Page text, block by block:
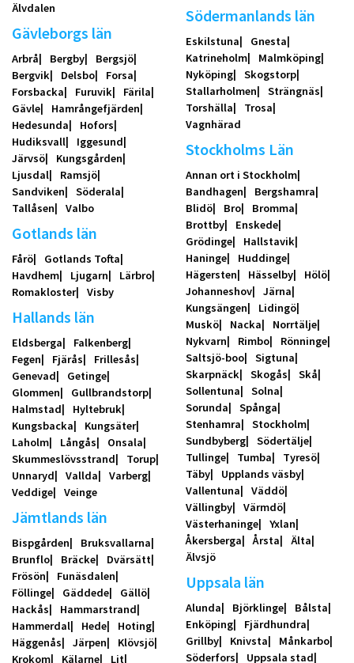
Älvdalen
Gävleborgs län
Arbrå Bergby
Bergsjö
Bergvik
Delsbo
Forsa
Forsbacka
Furuvik
Färila
Gävle
Hamrångefjärden
Hedesunda
Hofors
Hudiksvall
Iggesund
Järvsö
Kungsgården
Ljusdal
Ramsjö
Sandviken
Söderala
Tallåsen
Valbo
Gotlands län
Fårö
Gotlands Tofta
Havdhem
Ljugarn
Lärbro
Romakloster
Visby
Hallands län
Eldsberga
Falkenberg
Fegen
Fjärås
Frillesås
Genevad
Getinge
Glommen
Gullbrandstorp
Halmstad
Hyltebruk
Kungsbacka
Kungsäter
Laholm
Långås
Onsala
Skummeslövsstrand
Torup
Unnaryd
Vallda
Varberg
Veddige
Veinge
Jämtlands län
Bispgården
Bruksvallarna
Brunflo
Bräcke
Dvärsätt
Frösön
Funäsdalen
Föllinge
Gäddede
Gällö
Hackås
Hammarstrand
Hammerdal
Hede
Hoting
Häggenås
Järpen
Klövsjö
Krokom
Kälarne Lit
Södermanlands län
Eskilstuna
Gnesta
Katrineholm
Malmköping
Nyköping
Skogstorp
Stallarholmen
Strängnäs
Torshälla
Trosa
Vagnhärad
Stockholms Län
Annan ort i Stockholm
Bandhagen
Bergshamra
Blidö
Bro
Bromma
Brottby
Enskede
Grödinge
Hallstavik
Haninge
Huddinge
Hägersten
Hässelby
Hölö
Johanneshov
Järna
Kungsängen
Lidingö
Muskö
Nacka
Norrtälje
Nykvarn
Rimbo
Rönninge
Saltsjö-boo
Sigtuna
Skarpnäck
Skogås
Skå
Sollentuna
Solna
Sorunda
Spånga
Stenhamra
Stockholm
Sundbyberg
Södertälje
Tullinge
Tumba
Tyresö
Täby
Upplands väsby
Vallentuna
Väddö
Vällingby
Värmdö
Västerhaninge
Yxlan
Åkersberga
Årsta
Älta
Älvsjö
Uppsala län
Alunda Björklinge
Bålsta
Enköping
Fjärdhundra
Grillby
Knivsta
Månkarbo
Söderfors
Uppsala stad